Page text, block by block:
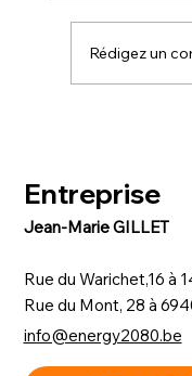
flexible,
Rédigez un
Entreprise
Jean-Marie GILLET
Rue du Warichet,16 à
Rue du Mont, 28 à
info@energy2080.be